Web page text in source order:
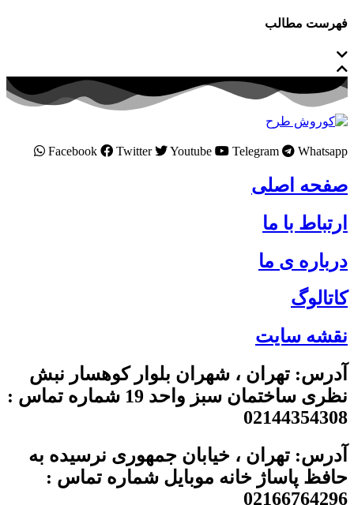
فهرست مطالب
Facebook Twitter Youtube Telegram Whatsapp
صفحه اصلی
ارتباط با ما
درباره ی ما
کاتالوگ
نقشه سایت
آدرس: تهران ، شهران بلوار کوهسار نبش
نظری ساختمان سبز واحد 19 شماره تماس :
02144354308
آدرس: تهران ، خیابان جمهوری نرسیده به
حافظ پاساژ خانه موبایل شماره تماس :
02166764296